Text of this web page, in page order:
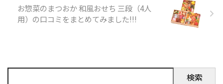
ようにしましょう!!! 以下はいそ
はま本舗 海鮮おせち いそはま
海風物語 商品内容です。
お惣菜のまつおか 和風おせち 三段（4人
用）の口コミをまとめてみました!!!
検索